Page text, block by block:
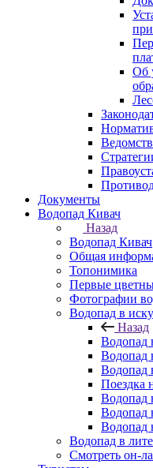
Об
Документы
Водопад Кивач
Назад
Водопад Кивач
Общая
Топонимика
Первые
Фотографии
Водопад в
Назад
Водопад
Водопад
Водопад
Поездка
Водопад
Водопад
Водопад
Водопад в
Смотреть он-